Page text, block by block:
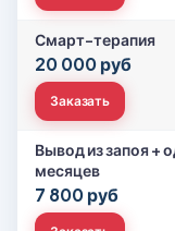
Смарт-терапия
20 000 руб
Заказать
Вывод из запоя +
месяцев
7 800 руб